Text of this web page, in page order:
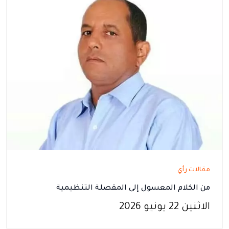
مقالات رأي
من الكلام المعسول إلى المقصلة التنظيمية
الاثنين 22 يونيو 2026